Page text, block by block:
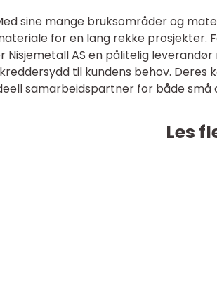
sine mange bruksområder og
for en lang rekke prosjekter.
Nisjemetall AS en pålitelig
til kundens behov.
samarbeidspartner for både små
Les